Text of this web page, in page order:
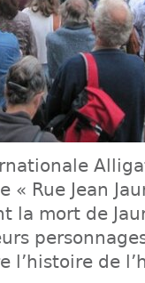
Rue Jean
la mort de
l’histoire de